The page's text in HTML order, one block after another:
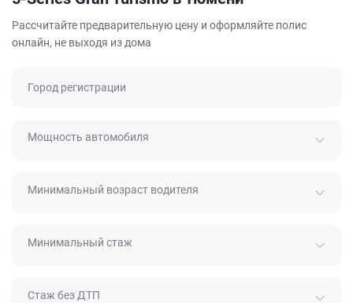
Рассчитайте предварительную цену и оформляйте полис
онлайн, не выходя из дома
Город регистрации
Мощность автомобиля
Минимальный возраст водителя
Минимальный стаж
Стаж без ДТП